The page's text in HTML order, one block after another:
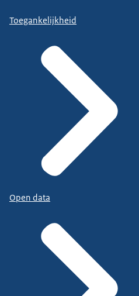
Toegankelijkheid
Open data